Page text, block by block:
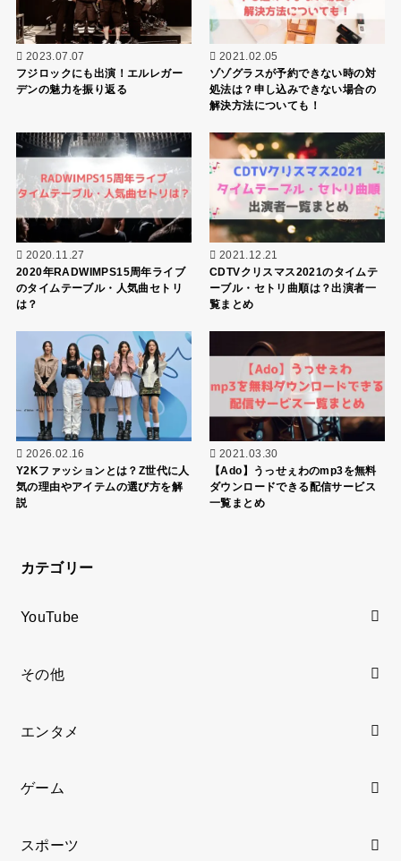
2023.07.07
フジロックにも出演！エルレガー
デンの魅力を振り返る
2021.02.05
ゾゾグラスが予約できない時の対
処法は？申し込みできない場合の
解決方法についても！
2020.11.27
2020年RADWIMPS15周年ライブ
のタイムテーブル・人気曲セトリ
は？
2021.12.21
CDTVクリスマス2021のタイムテ
ーブル・セトリ曲順は？出演者一
覧まとめ
2026.02.16
Y2Kファッションとは？Z世代に人
気の理由やアイテムの選び方を解
説
2021.03.30
【Ado】うっせぇわのmp3を無料
ダウンロードできる配信サービス
一覧まとめ
カテゴリー
YouTube
その他
エンタメ
ゲーム
スポーツ